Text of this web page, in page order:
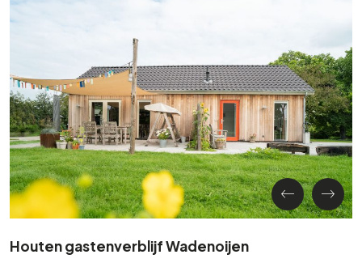
Houten gastenverblijf Wadenoijen